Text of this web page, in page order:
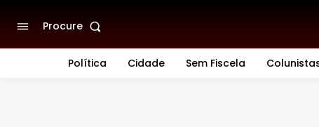
Procure
Política Cidade Sem Fiscela